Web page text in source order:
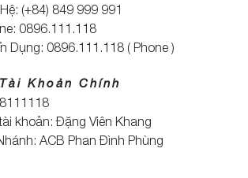
(+84) 849 999 991
0896.111.118
Dụng: 0896.111.118 ( Phone )
Khoản Chính
khoản: Đặng Viên Khang
ACB Phan Đình Phùng